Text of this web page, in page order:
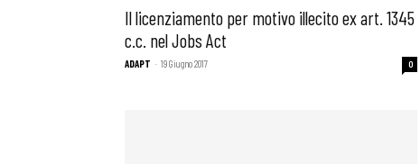
Il licenziamento per motivo illecito ex art. 1345
c.c. nel Jobs Act
ADAPT - 19 Giugno 2017 0